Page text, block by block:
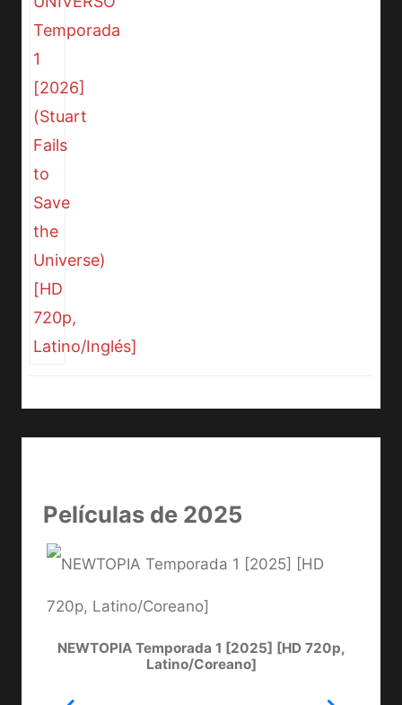
Películas de 2025
NEWTOPIA Temporada 1 [2025] [HD 720p,
Latino/Coreano]